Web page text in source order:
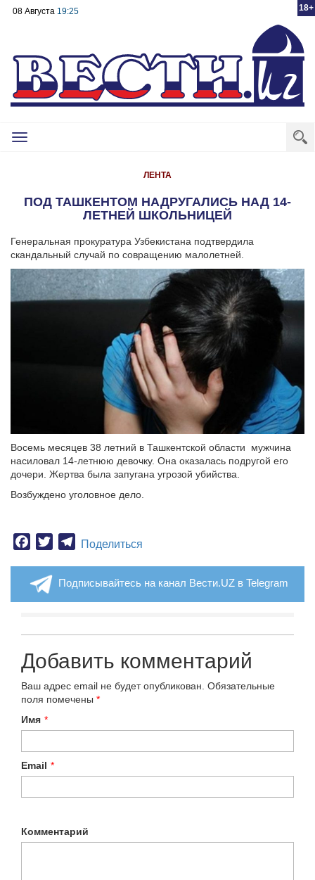
18+
08 Августа 19:25
Toggle
ЛЕНТА
ПОД ТАШКЕНТОМ НАДРУГАЛИСЬ НАД 14-
ЛЕТНЕЙ ШКОЛЬНИЦЕЙ
Генеральная прокуратура Узбекистана подтвердила
скандальный случай по совращению малолетней.
Восемь месяцев 38 летний в Ташкентской области мужчина
насиловал 14-летнюю девочку. Она оказалась подругой его
дочери. Жертва была запугана угрозой убийства.
Возбуждено уголовное дело.
Facebook
TwitterTelegram
Поделиться
Подписывайтесь на канал Вести.UZ в Telegram
Добавить комментарий
Ваш адрес email не будет опубликован. Обязательные
поля помечены *
Имя *
Email *
Комментарий